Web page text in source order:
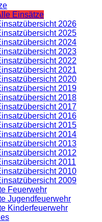
Einsätze
2026
2025
2024
2023
2022
2021
2020
2019
2018
2017
2016
2015
2014
2013
2012
2011
2010
2009
Feuerwehr
Jugendfeuerwehr
Kinderfeuerwehr